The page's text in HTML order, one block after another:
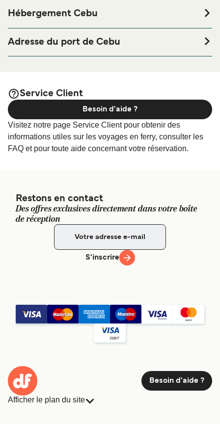
Hébergement Cebu
ou à proximité, avant ou après votre voyage ou si vous
êtes à la recherche de logements pour votre séjour, merci
Adresse du port de Cebu
Service Client
Visitez notre page Service Client pour obtenir des
informations utiles sur les voyages en ferry, consulter les
FAQ et pour toute aide concernant votre réservation.
Besoin d'aide ?
Restons en contact
Des offres exclusives directement dans votre boîte
de réception
S'inscrire
Besoin d'aide ?
Afficher le plan du site